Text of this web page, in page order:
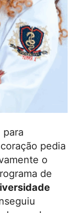
para
pedia
o
de